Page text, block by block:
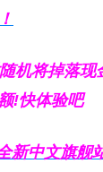
机将掉落现
!快体验吧
新中文旗舰